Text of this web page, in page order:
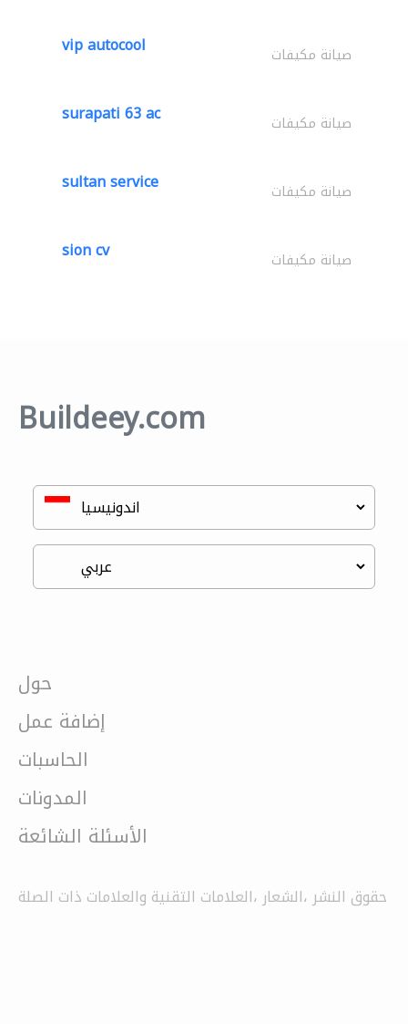
vip autocool صيانة مكيفات
surapati 63 ac صيانة مكيفات
sultan service صيانة مكيفات
sion cv صيانة مكيفات
Buildeey.com
حول
إضافة عمل
الحاسبات
المدونات
الأسئلة الشائعة
حقوق النشر ،الشعار ،العلامات التقنية والعلامات ذات الصلة